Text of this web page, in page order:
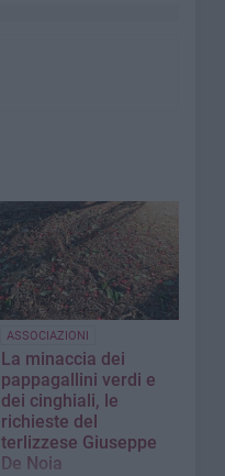
ASSOCIAZIONI
La minaccia dei
pappagallini verdi e
dei cinghiali, le
richieste del
terlizzese Giuseppe
De Noia